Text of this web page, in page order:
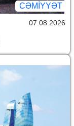
CƏMİYYƏT
07.08.2026